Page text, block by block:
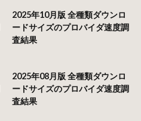
2025年10月版 全種類ダウンロ
ードサイズのプロバイダ速度調
査結果
2025年08月版 全種類ダウンロ
ードサイズのプロバイダ速度調
査結果